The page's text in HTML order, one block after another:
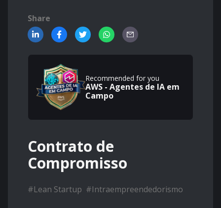
Share
Recommended for you
AWS - Agentes de IA em
Campo
Contrato de
Compromisso
#Lean Startup #Intraempreendedorismo